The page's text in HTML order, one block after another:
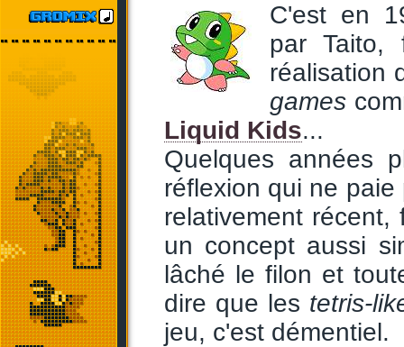
C'est en
par Taito,
réalisation
games
Liquid Kids...
Quelques années
réflexion qui ne
relativement
un concept aussi
lâché le filon et
dire que les tetris-
jeu, c'est démentiel.